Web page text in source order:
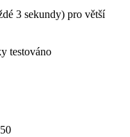
3 sekundy) pro větší
testováno